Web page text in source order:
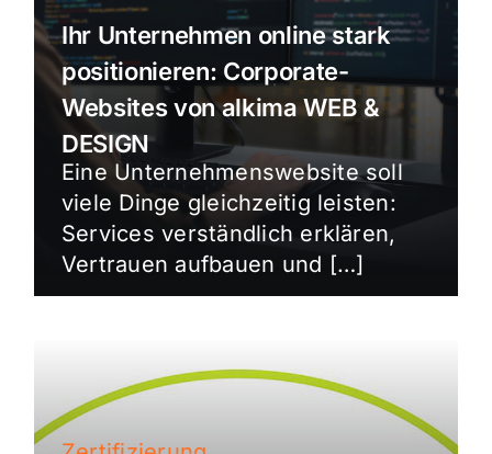
Ihr Unternehmen online stark
positionieren: Corporate-
Websites von alkima WEB &
DESIGN
Eine Unternehmenswebsite soll
viele Dinge gleichzeitig leisten:
Services verständlich erklären,
Vertrauen aufbauen und […]